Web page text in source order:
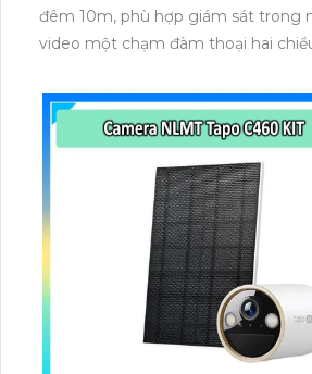
đêm 10m, phù hợp giám sát trong
video một chạm đàm thoại hai
microSD tối đa 256GB hoặc lưu
cho gia đình và văn phòng nhỏ.